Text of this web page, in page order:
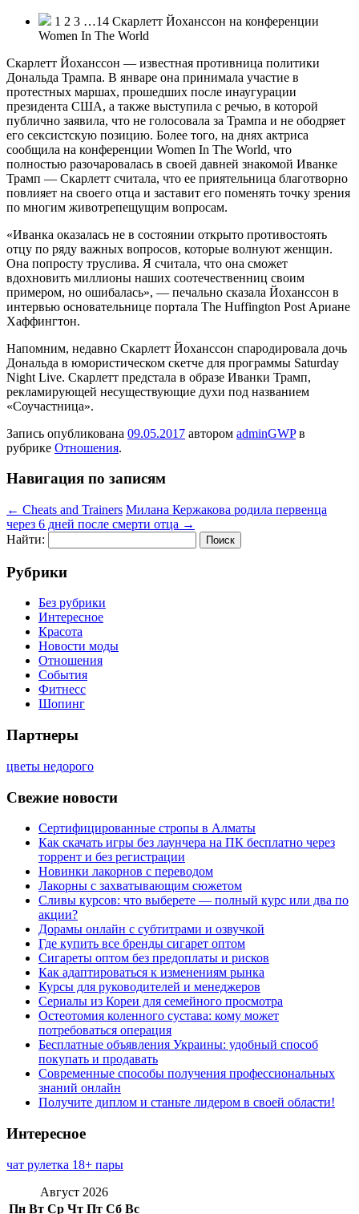
1 2 3 …14 Скарлетт Йоханссон на конференции
Women In The World
Скарлетт Йоханссон — известная противница политики
Дональда Трампа. В январе она принимала участие в
протестных маршах, прошедших после инаугурации
президента США, а также выступила с речью, в которой
публично заявила, что не голосовала за Трампа и не ободряет
его сексистскую позицию. Более того, на днях актриса
сообщила на конференции Women In The World, что
полностью разочаровалась в своей давней знакомой Иванке
Трамп — Скарлетт считала, что ее приятельница благотворно
повлияет на своего отца и заставит его поменять точку зрения
по многим животрепещущим вопросам.
«Иванка оказалась не в состоянии открыто противостоять
отцу по ряду важных вопросов, которые волнуют женщин.
Она попросту труслива. Я считала, что она сможет
вдохновить миллионы наших соотечественниц своим
примером, но ошибалась», — печально сказала Йоханссон в
интервью основательнице портала The Huffington Post Ариане
Хаффингтон.
Напомним, недавно Скарлетт Йоханссон спародировала дочь
Дональда в юмористическом скетче для программы Saturday
Night Live. Скарлетт предстала в образе Иванки Трамп,
рекламирующей несуществующие духи под названием
«Соучастница».
Запись опубликована 09.05.2017 автором adminGWPв
рубрике Отношения.
Навигация по записям
← Cheats and Trainers Милана Кержакова родила первенца
через 6 дней после смерти отца →
Найти:
Рубрики
Без рубрики
Интересное
Красота
Новости моды
Отношения
События
Фитнесс
Шопинг
Партнеры
цветы недорого
Свежие новости
Сертифицированные стропы в Алматы
Как скачать игры без лаунчера на ПК бесплатно через
торрент и без регистрации
Новинки лакорнов с переводом
Лакорны с захватывающим сюжетом
Сливы курсов: что выберете — полный курс или два по
акции?
Дорамы онлайн с субтитрами и озвучкой
Где купить все бренды сигарет оптом
Сигареты оптом без предоплаты и рисков
Как адаптироваться к изменениям рынка
Курсы для руководителей и менеджеров
Сериалы из Кореи для семейного просмотра
Остеотомия коленного сустава: кому может
потребоваться операция
Бесплатные объявления Украины: удобный способ
покупать и продавать
Современные способы получения профессиональных
знаний онлайн
Получите диплом и станьте лидером в своей области!
Интересное
чат рулетка 18+ пары
Август 2026
Пн Вт Ср Чт Пт Сб Вс